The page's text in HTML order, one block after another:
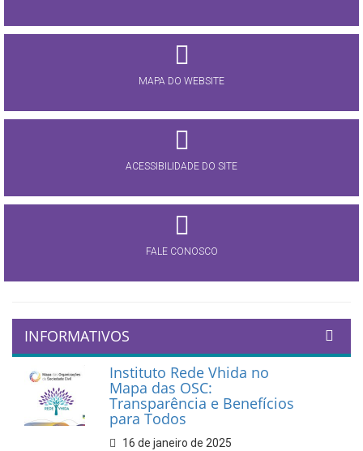
MAPA DO WEBSITE
ACESSIBILIDADE DO SITE
FALE CONOSCO
INFORMATIVOS
Instituto Rede Vhida no
Mapa das OSC:
Transparência e Benefícios
para Todos
16 de janeiro de 2025